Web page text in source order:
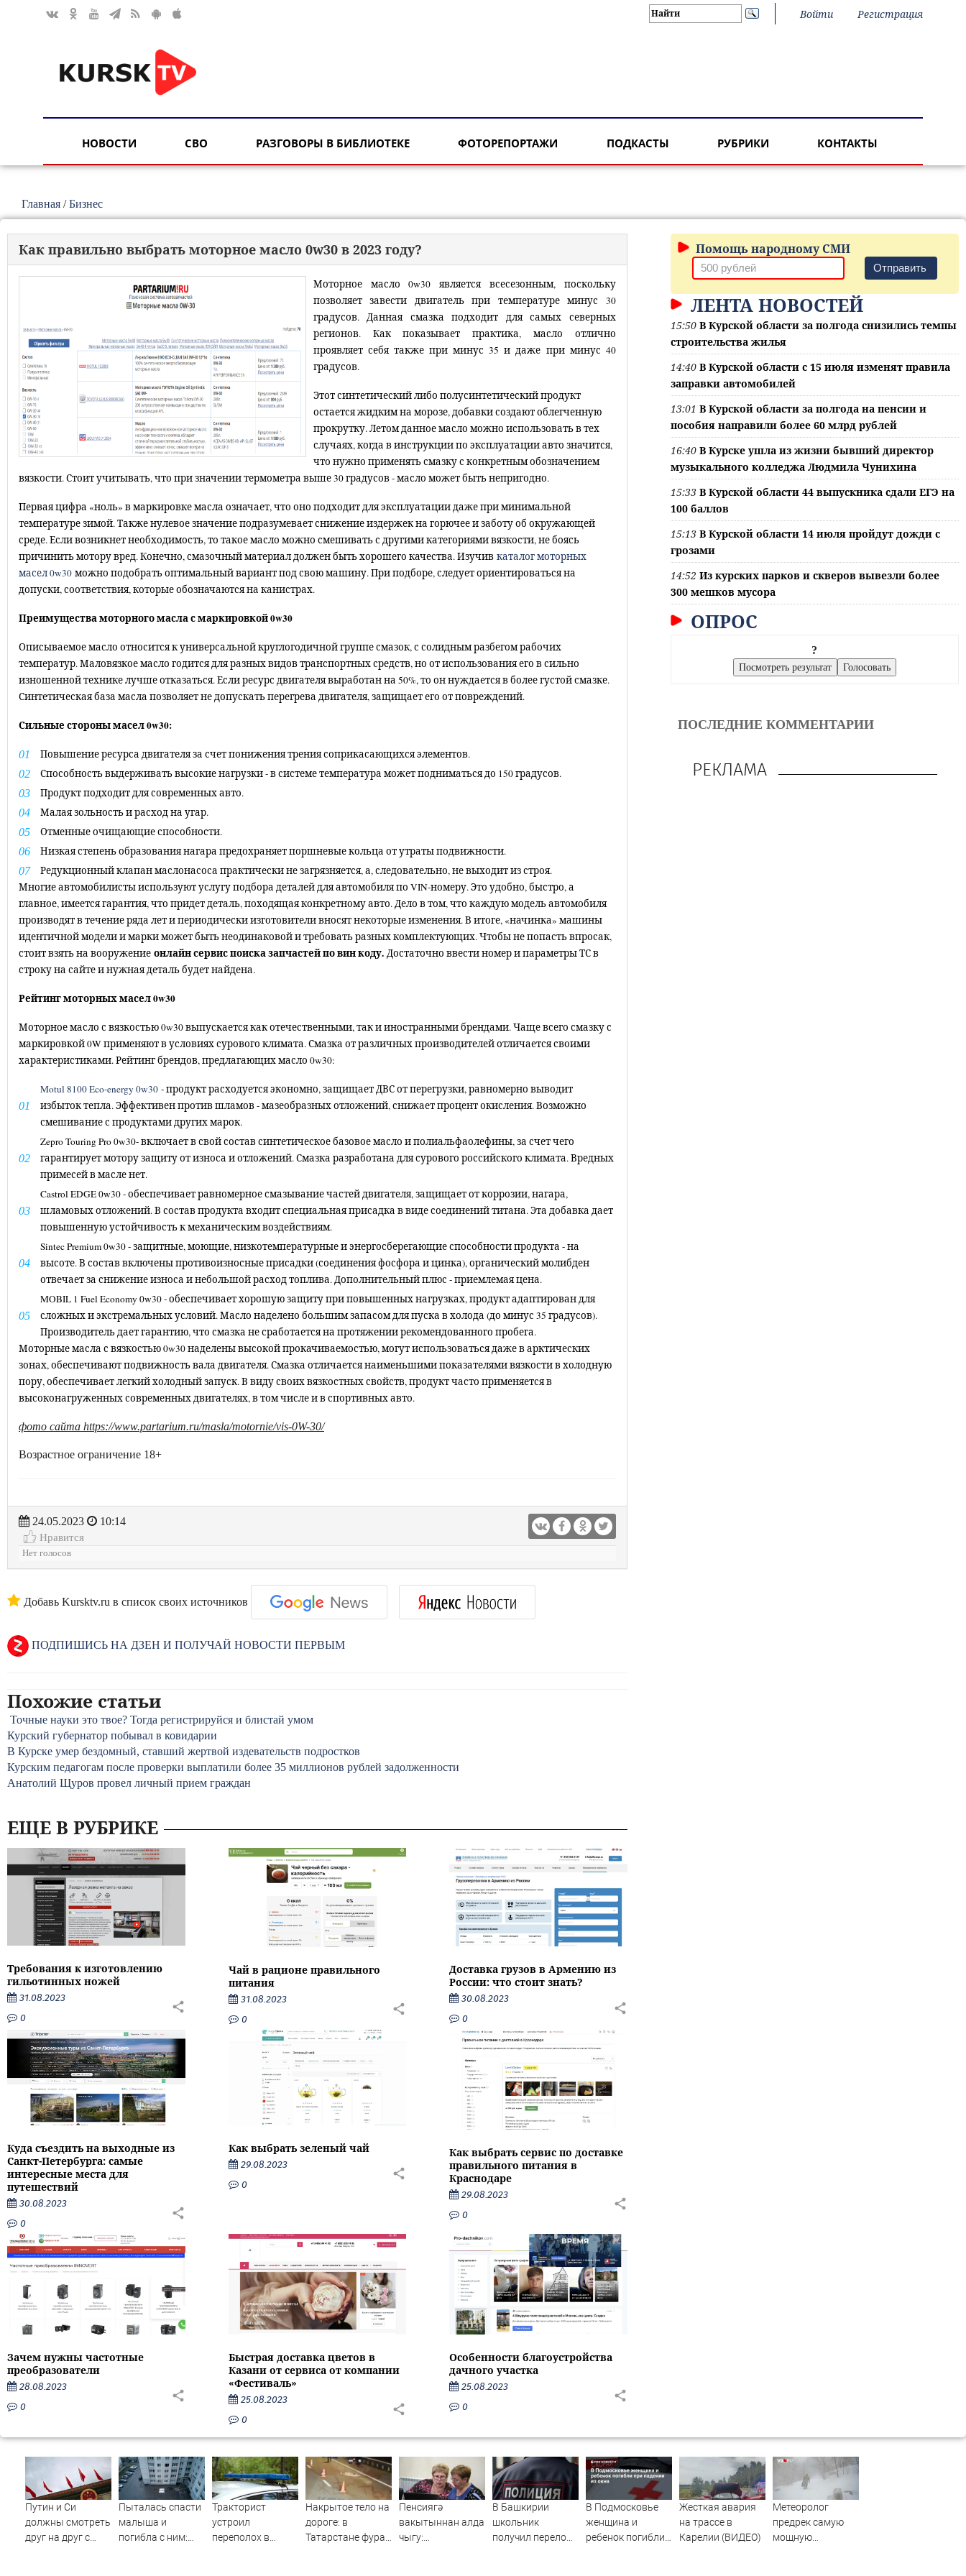
Войти Регистрация
НОВОСТИ СВО РАЗГОВОРЫ В БИБЛИОТЕКЕ ФОТОРЕПОРТАЖИ ПОДКАСТЫ РУБРИКИ КОНТАКТЫ
Главная /Бизнес
Как правильно выбрать моторное масло 0w30 в 2023 году?
Моторное масло 0w30 является всесезонным, поскольку
позволяет завести двигатель при температуре минус 30
градусов. Данная смазка подходит для самых северных
регионов. Как показывает практика, масло отлично
проявляет себя также при минус 35 и даже при минус 40
градусов.
Этот синтетический либо полусинтетический продукт
остается жидким на морозе, добавки создают облегченную
прокрутку. Летом данное масло можно использовать в тех
случаях, когда в инструкции по эксплуатации авто значится,
что нужно применять смазку с конкретным обозначением
вязкости. Стоит учитывать, что при значении термометра выше 30 градусов - масло может быть непригодно.
Первая цифра «ноль» в маркировке масла означает, что оно подходит для эксплуатации даже при минимальной
температуре зимой. Также нулевое значение подразумевает снижение издержек на горючее и заботу об окружающей
среде. Если возникнет необходимость, то такое масло можно смешивать с другими категориями вязкости, не боясь
причинить мотору вред. Конечно, смазочный материал должен быть хорошего качества. Изучив каталог моторных
масел 0w30 можно подобрать оптимальный вариант под свою машину. При подборе, следует ориентироваться на
допуски, соответствия, которые обозначаются на канистрах.
Преимущества моторного масла с маркировкой 0w30
Описываемое масло относится к универсальной круглогодичной группе смазок, с солидным разбегом рабочих
температур. Маловязкое масло годится для разных видов транспортных средств, но от использования его в сильно
изношенной технике лучше отказаться. Если ресурс двигателя выработан на 50%, то он нуждается в более густой смазке.
Синтетическая база масла позволяет не допускать перегрева двигателя, защищает его от повреждений.
Сильные стороны масел 0w30:
Повышение ресурса двигателя за счет понижения трения соприкасающихся элементов.
Способность выдерживать высокие нагрузки - в системе температура может подниматься до 150 градусов.
Продукт подходит для современных авто.
Малая зольность и расход на угар.
Отменные очищающие способности.
Низкая степень образования нагара предохраняет поршневые кольца от утраты подвижности.
Редукционный клапан маслонасоса практически не загрязняется, а, следовательно, не выходит из строя.
Многие автомобилисты используют услугу подбора деталей для автомобиля по VIN-номеру. Это удобно, быстро, а
главное, имеется гарантия, что придет деталь, походящая конкретному авто. Дело в том, что каждую модель автомобиля
производят в течение ряда лет и периодически изготовители вносят некоторые изменения. В итоге, «начинка» машины
идентичной модели и марки может быть неодинаковой и требовать разных комплектующих. Чтобы не попасть впросак,
стоит взять на вооружение онлайн сервис поиска запчастей по вин коду. Достаточно ввести номер и параметры ТС в
строку на сайте и нужная деталь будет найдена.
Рейтинг моторных масел 0w30
Моторное масло с вязкостью 0w30 выпускается как отечественными, так и иностранными брендами. Чаще всего смазку с
маркировкой 0W применяют в условиях сурового климата. Смазка от различных производителей отличается своими
характеристиками. Рейтинг брендов, предлагающих масло 0w30:
Motul 8100 Eco-energy 0w30 - продукт расходуется экономно, защищает ДВС от перегрузки, равномерно выводит
избыток тепла. Эффективен против шламов - мазеобразных отложений, снижает процент окисления. Возможно
смешивание с продуктами других марок.
Zepro Touring Pro 0w30- включает в свой состав синтетическое базовое масло и полиальфаолефины, за счет чего
гарантирует мотору защиту от износа и отложений. Смазка разработана для сурового российского климата. Вредных
примесей в масле нет.
Castrol EDGE 0w30 - обеспечивает равномерное смазывание частей двигателя, защищает от коррозии, нагара,
шламовых отложений. В состав продукта входит специальная присадка в виде соединений титана. Эта добавка дает
повышенную устойчивость к механическим воздействиям.
Sintec Premium 0w30 - защитные, моющие, низкотемпературные и энергосберегающие способности продукта - на
высоте. В состав включены противоизносные присадки (соединения фосфора и цинка), органический молибден
отвечает за снижение износа и небольшой расход топлива. Дополнительный плюс - приемлемая цена.
MOBIL 1 Fuel Economy 0w30 - обеспечивает хорошую защиту при повышенных нагрузках, продукт адаптирован для
сложных и экстремальных условий. Масло наделено большим запасом для пуска в холода (до минус 35 градусов).
Производитель дает гарантию, что смазка не сработается на протяжении рекомендованного пробега.
Моторные масла с вязкостью 0w30 наделены высокой прокачиваемостью, могут использоваться даже в арктических
зонах, обеспечивают подвижность вала двигателя. Смазка отличается наименьшими показателями вязкости в холодную
пору, обеспечивает легкий холодный запуск. В виду своих вязкостных свойств, продукт часто применяется в
высоконагруженных современных двигателях, в том числе и в спортивных авто.
фото сайта https://www.partarium.ru/masla/motornie/vis-0W-30/
Возрастное ограничение 18+
24.05.2023
10:14
Нравится
Нет голосов
Добавь Kursktv.ru в список своих источников
ПОДПИШИСЬ НА ДЗЕН И ПОЛУЧАЙ НОВОСТИ ПЕРВЫМ
Похожие статьи
Точные науки это твое? Тогда регистрируйся и блистай умом
Курский губернатор побывал в ковидарии
В Курске умер бездомный, ставший жертвой издевательств подростков
Курским педагогам после проверки выплатили более 35 миллионов рублей задолженности
Анатолий Щуров провел личный прием граждан
ЕЩЕ В РУБРИКЕ
Требования к изготовлению
гильотинных ножей
31.08.2023
0
Чай в рационе правильного
питания
31.08.2023
0
Доставка грузов в Армению из
России: что стоит знать?
30.08.2023
0
Куда съездить на выходные из
Санкт-Петербурга: самые
интересные места для
путешествий
30.08.2023
0
Как выбрать зеленый чай
29.08.2023
0
Как выбрать сервис по доставке
правильного питания в
Краснодаре
29.08.2023
0
Зачем нужны частотные
преобразователи
28.08.2023
0
Быстрая доставка цветов в
Казани от сервиса от компании
«Фестиваль»
25.08.2023
0
Особенности благоустройства
дачного участка
25.08.2023
0
Помощь народному СМИ
Отправить
ЛЕНТА НОВОСТЕЙ
15:50 В Курской области за полгода снизились темпы
строительства жилья
14:40 В Курской области с 15 июля изменят правила
заправки автомобилей
13:01 В Курской области за полгода на пенсии и
пособия направили более 60 млрд рублей
16:40 В Курске ушла из жизни бывший директор
музыкального колледжа Людмила Чунихина
15:33 В Курской области 44 выпускника сдали ЕГЭ на
100 баллов
15:13 В Курской области 14 июля пройдут дожди с
грозами
14:52 Из курских парков и скверов вывезли более
300 мешков мусора
ОПРОС
?
ПОСЛЕДНИЕ КОММЕНТАРИИ
РЕКЛАМА
Путин и Си
должны смотреть
друг на друг с
Пыталась спасти
малыша и
погибла с ним:
Тракторист
устроил
переполох в
Накрытое тело на
дороге: в
Татарстане фура
Пенсиягә
вакытыннан алда
чыгу:
В Башкирии
школьник
получил перелом
В Подмосковье
женщина и
ребенок погибли
Жесткая авария
на трассе в
Карелии (ВИДЕО)
Метеоролог
предрек самую
мощную